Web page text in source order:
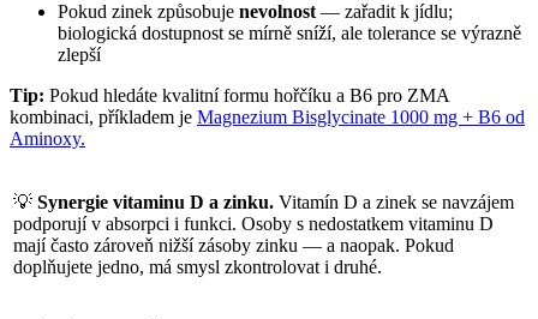
Pokud zinek způsobuje nevolnost — zařadit k jídlu;
biologická dostupnost se mírně sníží, ale tolerance se výrazně
zlepší
Tip: Pokud hledáte kvalitní formu hořčíku a B6 pro ZMA
kombinaci, příkladem je Magnezium Bisglycinate 1000 mg + B6 od
Aminoxy.
💡 Synergie vitaminu D a zinku. Vitamín D a zinek se navzájem
podporují v absorpci i funkci. Osoby s nedostatkem vitaminu D
mají často zároveň nižší zásoby zinku — a naopak. Pokud
doplňujete jedno, má smysl zkontrolovat i druhé.